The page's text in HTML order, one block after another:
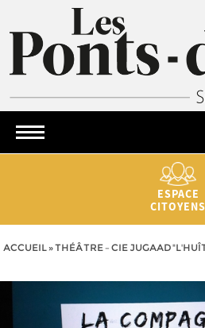
ESPACE
CITOYENS
ACCUEIL»THÉÂTRE – CIE JUGAAD